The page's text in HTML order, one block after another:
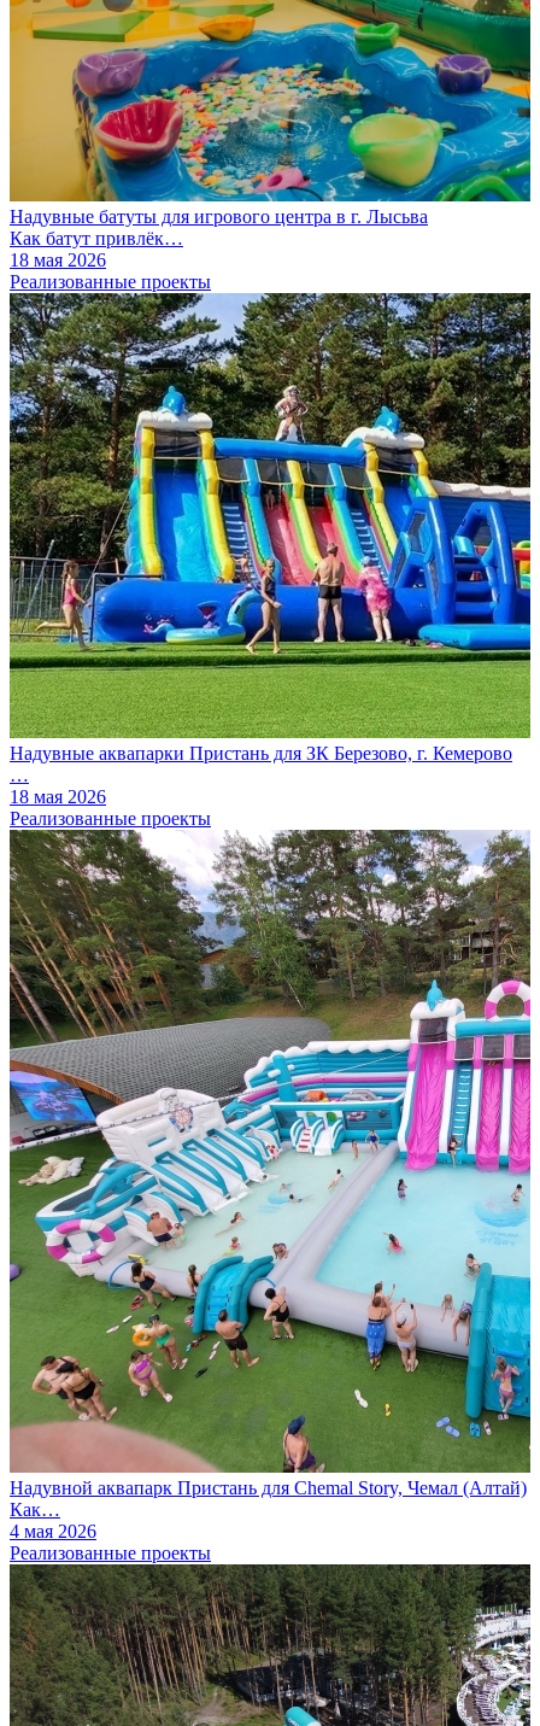
Надувные батуты для игрового центра в г. Лысьва
Как батут привлёк…
18 мая 2026
Реализованные проекты
Надувные аквапарки Пристань для ЗК Березово, г. Кемерово
…
18 мая 2026
Реализованные проекты
Надувной аквапарк Пристань для Chemal Story, Чемал (Алтай)
Как…
4 мая 2026
Реализованные проекты